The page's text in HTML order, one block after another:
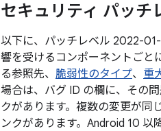
セキュリティ パッ
以下に、パッチレベル 2022-
響を受けるコンポーネントごと
る参照先、 脆弱性のタイプ、 重
場合は、バグ ID の欄に、その
クがあります。複数の変更が同
ンクがあります。Android 10 以